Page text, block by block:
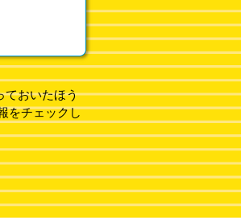
ておいたほう
をチェックし